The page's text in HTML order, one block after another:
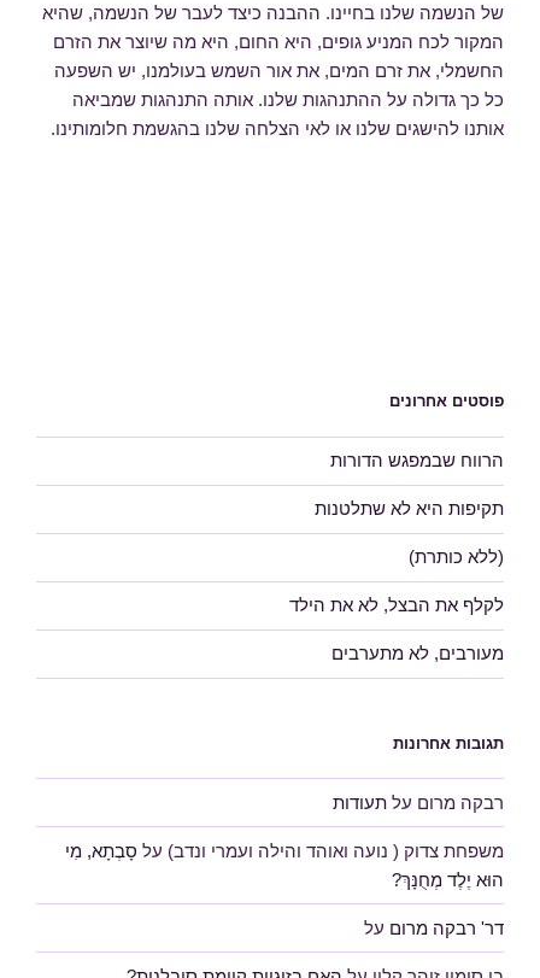
של הנשמה שלנו בחיינו. ההבנה כיצד לעבר של הנשמה, שהיא
המקור לכח המניע גופים, היא החום, היא מה שיוצר את הזרם
החשמלי, את זרם המים, את אור השמש בעולמנו, יש השפעה
כל כך גדולה על ההתנהגות שלנו. אותה התנהגות שמביאה
אותנו להישגים שלנו או לאי הצלחה שלנו בהגשמת חלומותינו.
פוסטים אחרונים
הרווח שבמפגש הדורות
תקיפות היא לא שתלטנות
(ללא כותרת)
לקלף את הבצל, לא את הילד
מעורבים, לא מתערבים
תגובות אחרונות
רבקה מרום על תעודות
משפחת צדוק ( נועה ואוהד והילה ועמרי ונדב) על סָבְתָא, מִי
הוּא יֶלֶד מְחֻנָּךְ?
דר' רבקה מרום על